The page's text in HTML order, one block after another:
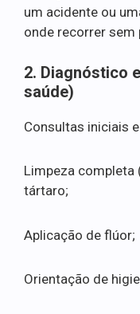
um acidente ou
onde recorrer sem
2. Diagnóstico
saúde)
Consultas iniciais
Limpeza completa
tártaro;
Aplicação de flúor;
Orientação de